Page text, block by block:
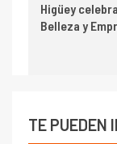
Higüey
Belleza y
TE PUEDEN